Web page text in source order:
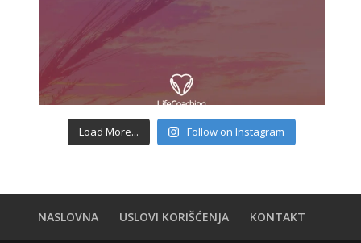
Load More... Follow on Instagram
NASLOVNA USLOVI KORIŠĆENJA KONTAKT